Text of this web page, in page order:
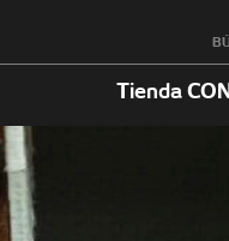
Tienda